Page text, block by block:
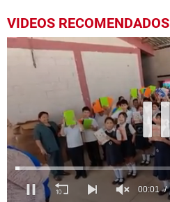
VIDEOS RECOMENDADOS